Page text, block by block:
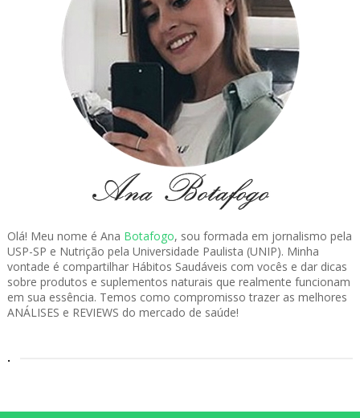
Olá! Meu nome é Ana Botafogo, sou formada em jornalismo pela
USP-SP e Nutrição pela Universidade Paulista (UNIP). Minha
vontade é compartilhar Hábitos Saudáveis com vocês e dar dicas
sobre produtos e suplementos naturais que realmente funcionam
em sua essência. Temos como compromisso trazer as melhores
ANÁLISES e REVIEWS do mercado de saúde!
.